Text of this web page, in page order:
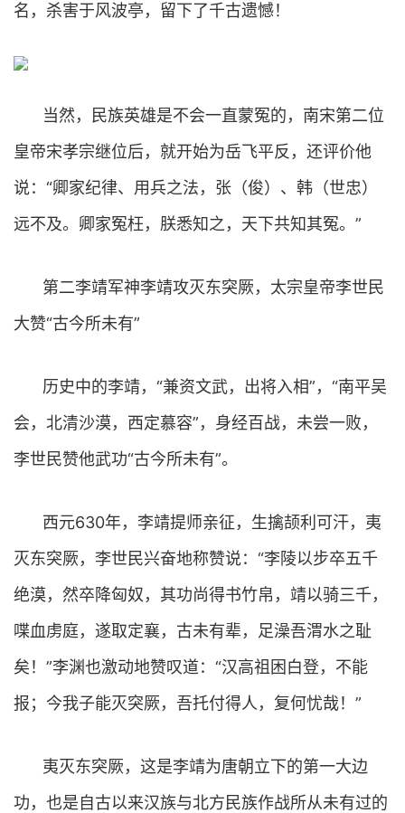
名，杀害于风波亭，留下了千古遗憾！
当然，民族英雄是不会一直蒙冤的，南宋第二位
皇帝宋孝宗继位后，就开始为岳飞平反，还评价他
说：“卿家纪律、用兵之法，张（俊）、韩（世忠）
远不及。卿家冤枉，朕悉知之，天下共知其冤。”
第二李靖军神李靖攻灭东突厥，太宗皇帝李世民
大赞“古今所未有”
历史中的李靖，“兼资文武，出将入相”，“南平吴
会，北清沙漠，西定慕容”，身经百战，未尝一败，
李世民赞他武功“古今所未有”。
西元630年，李靖提师亲征，生擒颉利可汗，夷
灭东突厥，李世民兴奋地称赞说：“李陵以步卒五千
绝漠，然卒降匈奴，其功尚得书竹帛，靖以骑三千，
喋血虏庭，遂取定襄，古未有辈，足澡吾渭水之耻
矣！”李渊也激动地赞叹道：“汉高祖困白登，不能
报；今我子能灭突厥，吾托付得人，复何忧哉！”
夷灭东突厥，这是李靖为唐朝立下的第一大边
功，也是自古以来汉族与北方民族作战所从未有过的